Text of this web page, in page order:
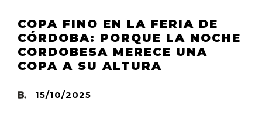
COPA FINO EN LA FERIA DE
CÓRDOBA: PORQUE LA NOCHE
CORDOBESA MERECE UNA
COPA A SU ALTURA
15/10/2025